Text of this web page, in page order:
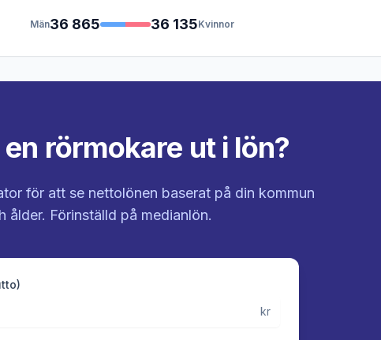
Män36 865 36 135Kvinnor
rörmokare ut i lön?
för att se nettolönen baserat på din kommun
ålder. Förinställd på medianlön.
kr